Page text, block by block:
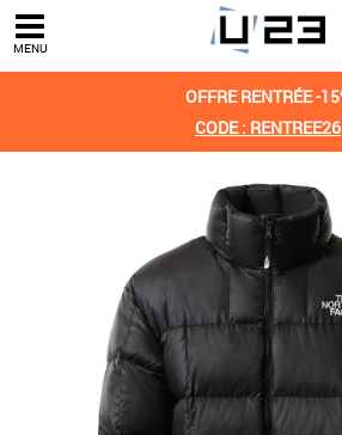
MENU
OFFRE RENTRÉE -
CODE : RENTREE26